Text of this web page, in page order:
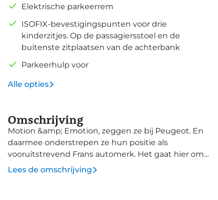
Elektrische parkeerrem
ISOFIX-bevestigingspunten voor drie
kinderzitjes. Op de passagiersstoel en de
buitenste zitplaatsen van de achterbank
Parkeerhulp voor
Alle opties
Omschrijving
Motion &amp; Emotion, zeggen ze bij Peugeot. En
daarmee onderstrepen ze hun positie als
vooruitstrevend Frans automerk. Het gaat hier om
een nieuwe auto, hij is nu direct leverbaar. De
Lees de omschrijving